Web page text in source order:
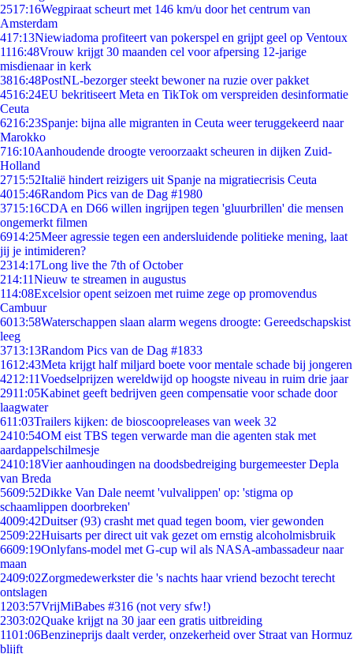
2517:16Wegpiraat scheurt met 146 km/u door het centrum van
Amsterdam
417:13Niewiadoma profiteert van pokerspel en grijpt geel op Ventoux
1116:48Vrouw krijgt 30 maanden cel voor afpersing 12-jarige
misdienaar in kerk
3816:48PostNL-bezorger steekt bewoner na ruzie over pakket
4516:24EU bekritiseert Meta en TikTok om verspreiden desinformatie
Ceuta
6216:23Spanje: bijna alle migranten in Ceuta weer teruggekeerd naar
Marokko
716:10Aanhoudende droogte veroorzaakt scheuren in dijken Zuid-
Holland
2715:52Italië hindert reizigers uit Spanje na migratiecrisis Ceuta
4015:46Random Pics van de Dag #1980
3715:16CDA en D66 willen ingrijpen tegen 'gluurbrillen' die mensen
ongemerkt filmen
6914:25Meer agressie tegen een andersluidende politieke mening, laat
jij je intimideren?
2314:17Long live the 7th of October
214:11Nieuw te streamen in augustus
114:08Excelsior opent seizoen met ruime zege op promovendus
Cambuur
6013:58Waterschappen slaan alarm wegens droogte: Gereedschapskist
leeg
3713:13Random Pics van de Dag #1833
1612:43Meta krijgt half miljard boete voor mentale schade bij jongeren
4212:11Voedselprijzen wereldwijd op hoogste niveau in ruim drie jaar
2911:05Kabinet geeft bedrijven geen compensatie voor schade door
laagwater
611:03Trailers kijken: de bioscoopreleases van week 32
2410:54OM eist TBS tegen verwarde man die agenten stak met
aardappelschilmesje
2410:18Vier aanhoudingen na doodsbedreiging burgemeester Depla
van Breda
5609:52Dikke Van Dale neemt 'vulvalippen' op: 'stigma op
schaamlippen doorbreken'
4009:42Duitser (93) crasht met quad tegen boom, vier gewonden
2509:22Huisarts per direct uit vak gezet om ernstig alcoholmisbruik
6609:19Onlyfans-model met G-cup wil als NASA-ambassadeur naar
maan
2409:02Zorgmedewerkster die 's nachts haar vriend bezocht terecht
ontslagen
1203:57VrijMiBabes #316 (not very sfw!)
2303:02Quake krijgt na 30 jaar een gratis uitbreiding
1101:06Benzineprijs daalt verder, onzekerheid over Straat van Hormuz
blijft